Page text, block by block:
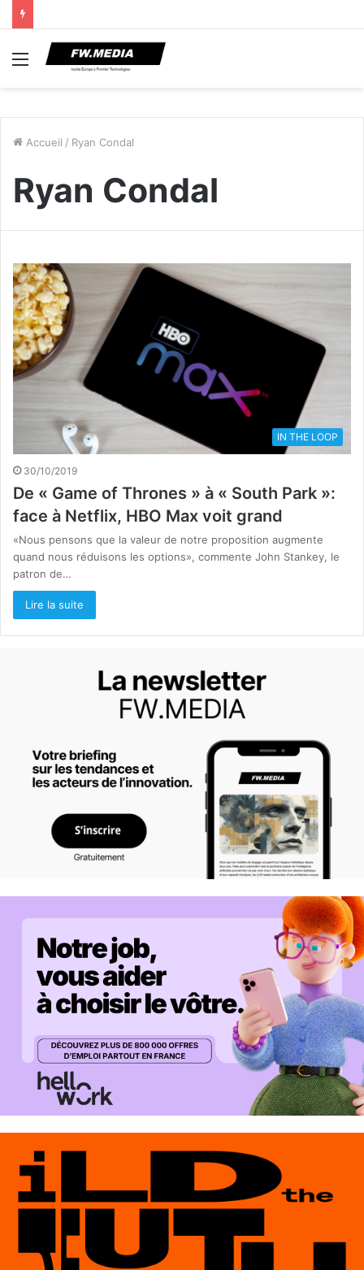
Menu
Accueil / Ryan Condal
Ryan Condal
IN THE LOOP
30/10/2019
De « Game of Thrones » à « South Park »:
face à Netflix, HBO Max voit grand
«Nous pensons que la valeur de notre proposition augmente
quand nous réduisons les options», commente John Stankey, le
patron de…
Lire la suite